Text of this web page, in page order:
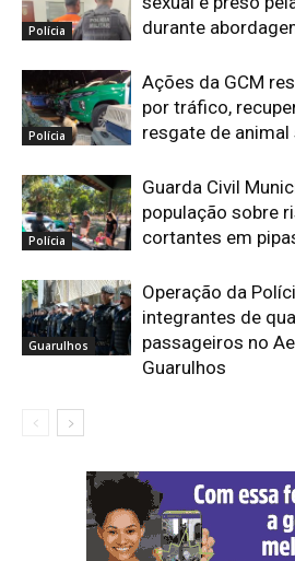
Polícia
durante
Polícia
Ações da GCM
por tráfico,
resgate de
Polícia
Guarda Civil
população sobre
cortantes em
Guarulhos
Operação da
integrantes de
passageiros no
Guarulhos